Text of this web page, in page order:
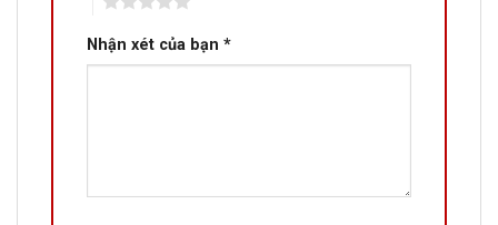
Nhận xét của bạn *